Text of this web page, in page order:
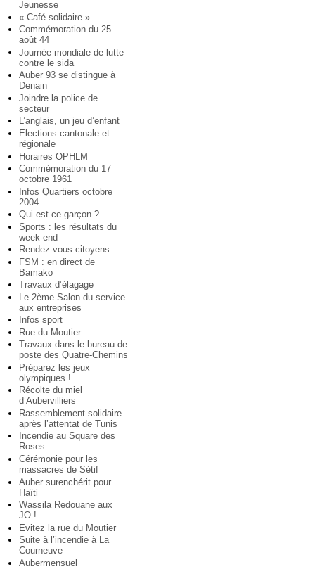
Jeunesse
« Café solidaire »
Commémoration du 25
août 44
Journée mondiale de lutte
contre le sida
Auber 93 se distingue à
Denain
Joindre la police de
secteur
L’anglais, un jeu d’enfant
Elections cantonale et
régionale
Horaires OPHLM
Commémoration du 17
octobre 1961
Infos Quartiers octobre
2004
Qui est ce garçon ?
Sports : les résultats du
week-end
Rendez-vous citoyens
FSM : en direct de
Bamako
Travaux d’élagage
Le 2ème Salon du service
aux entreprises
Infos sport
Rue du Moutier
Travaux dans le bureau de
poste des Quatre-Chemins
Préparez les jeux
olympiques !
Récolte du miel
d’Aubervilliers
Rassemblement solidaire
après l’attentat de Tunis
Incendie au Square des
Roses
Cérémonie pour les
massacres de Sétif
Auber surenchérit pour
Haïti
Wassila Redouane aux
JO !
Evitez la rue du Moutier
Suite à l’incendie à La
Courneuve
Aubermensuel